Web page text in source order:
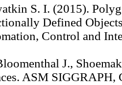
S. I. (2015).
Defined
Control and
J.,
ASM SIGGRAPH,